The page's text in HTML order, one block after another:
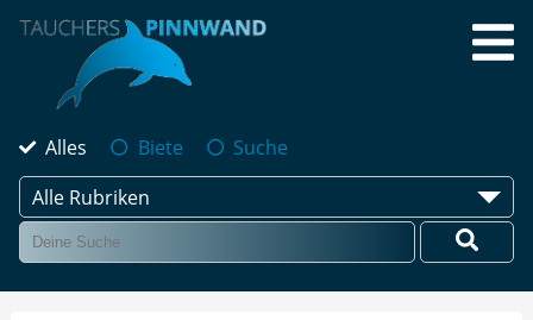
Alles Biete
Suche
Alle Rubriken